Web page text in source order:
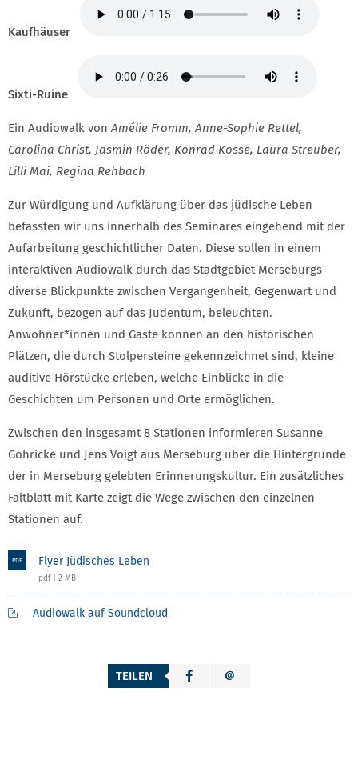
Kaufhäuser
Sixti-Ruine
Ein Audiowalk vonAmélie Fromm, Anne-Sophie Rettel,
Carolina Christ, Jasmin Röder, Konrad Kosse, Laura Streuber,
Lilli Mai, Regina Rehbach
Zur Würdigung und Aufklärung über das jüdische Leben
befassten wir uns innerhalb des Seminares eingehend mit der
Aufarbeitung geschichtlicher Daten. Diese sollen in einem
interaktiven Audiowalk durch das Stadtgebiet Merseburgs
diverse Blickpunkte zwischen Vergangenheit, Gegenwart und
Zukunft, bezogen auf das Judentum, beleuchten.
Anwohner*innen und Gäste können an den historischen
Plätzen, die durch Stolpersteine gekennzeichnet sind, kleine
auditive Hörstücke erleben, welche Einblicke in die
Geschichten um Personen und Orte ermöglichen.
Zwischen den insgesamt 8 Stationen infor­mieren Susanne
Göhricke und Jens Voigt aus Merseburg über die Hintergründe
der in Merseburg gelebten Erinnerungskultur. Ein zusätzliches
Faltblatt mit Karte zeigt die Wege zwischen den einzelnen
Stationen auf.
PDF Flyer Jüdisches Leben
pdf | 2 MB
Audiowalk auf Soundcloud
TEILEN